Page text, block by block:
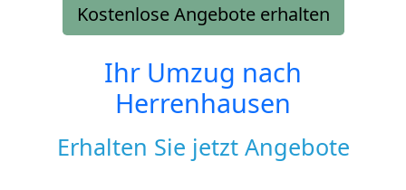
Kostenlose Angebote erhalten
Ihr Umzug nach
Herrenhausen
Erhalten Sie jetzt Angebote